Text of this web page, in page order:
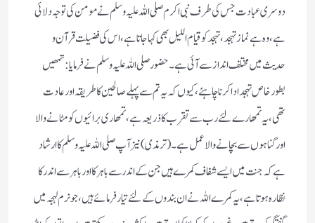
دوسری عبادت جس کی طرف نبی اکرم صلی اللہ علیہ وسلم نے مومن کی توجہ دلائی
ہے، وہ ہے نماز تہجد، تہجد کو قیام اللیل بھی کہا جاتا ہے، اس کی فضیلت قرآن و
حدیث میں مختلف انداز سے آئی ہے۔ حضور صلی اللہ علیہ وسلم نے فرمایا: تمھیں
بطور خاص تہجد ادا کرنا چاہئے، کیوں کہ یہ تم سے پہلے صالحین کا طریقہ اور عادت
تھی، یہ تمھارے لئے رب سے تقرب کا ذریعہ ہے، تمھاری برائیوں کو مٹانے والا
اور گناہوں سے بچانے والا عمل ہے۔ (ترمذی) نیز آپ صلی اللہ علیہ وسلم کا ارشاد
ہے کہ جنت میں ایسے شفاف کمرے ہیں جن کے اندر سے باہر کا اور باہر سے اندر کا
نظارہ ہوتا ہے، یہ کمرے اللہ نے ان بندوں کے لئے تیار فرمائے ہیں، جو نرم لہجہ میں